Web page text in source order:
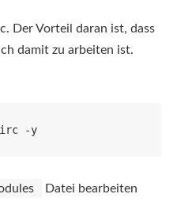
Der Vorteil daran ist, dass
damit zu arbeiten ist.
-y
Datei bearbeiten